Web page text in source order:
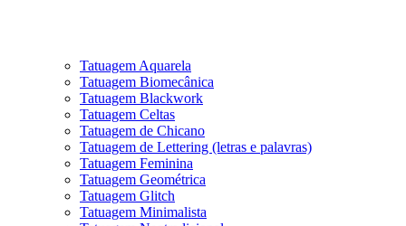
Tatuagem Aquarela
Tatuagem Biomecânica
Tatuagem Blackwork
Tatuagem Celtas
Tatuagem de Chicano
Tatuagem de Lettering (letras e palavras)
Tatuagem Feminina
Tatuagem Geométrica
Tatuagem Glitch
Tatuagem Minimalista